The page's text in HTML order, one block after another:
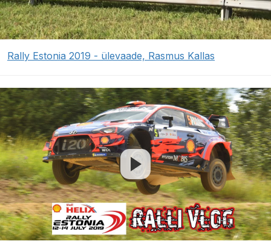
Rally Estonia 2019 - ülevaade, Rasmus Kallas